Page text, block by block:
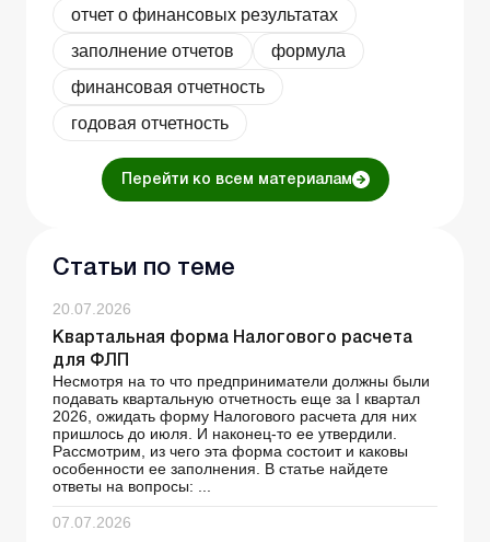
отчет о финансовых результатах
заполнение отчетов
формула
финансовая отчетность
годовая отчетность
Перейти ко всем материалам
Статьи по теме
20.07.2026
Квартальная форма Налогового расчета
для ФЛП
Несмотря на то что предприниматели должны были
подавать квартальную отчетность еще за І квартал
2026, ожидать форму Налогового расчета для них
пришлось до июля. И наконец-то ее утвердили.
Рассмотрим, из чего эта форма состоит и каковы
особенности ее заполнения. В статье найдете
ответы на вопросы: ...
07.07.2026